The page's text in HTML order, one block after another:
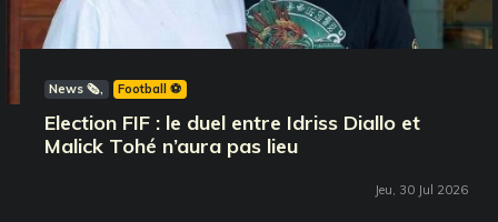
News 🗞️ Football ⚽️
Election FIF : le duel entre Idriss Diallo et
Malick Tohé n’aura pas lieu
Jeu, 30 Jul 2026